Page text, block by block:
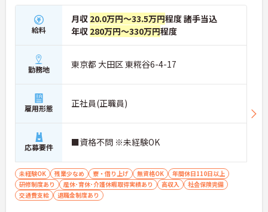
給料
月収 20.0万円～33.5万円程度 諸手当込
年収 280万円～330万円程度
勤務地 東京都 大田区 東糀谷6-4-17
雇用形態 正社員(正職員)
応募要件 ■資格不問 ※未経験OK
未経験OK 残業少なめ 寮・借り上げ 無資格OK
年間休日110日以上
研修制度あり
産休･育休･介護休暇取得実績あり 高収入
社会保険完備
交通費支給
退職金制度あり